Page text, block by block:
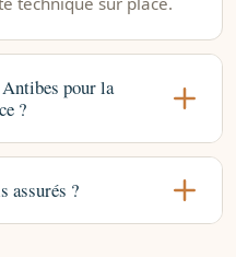
pour la
?
assurés ?